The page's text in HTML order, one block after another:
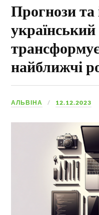
Прогнози та
найближчі
АЛЬВІНА 12.12.2023